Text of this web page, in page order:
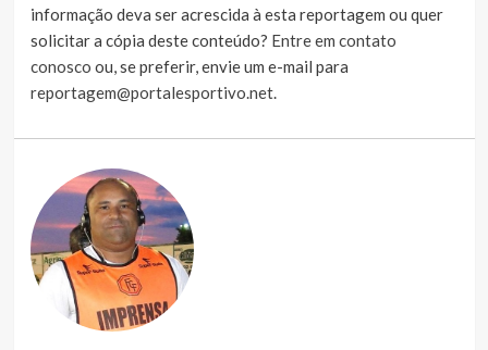
informação deva ser acrescida à esta reportagem ou quer
solicitar a cópia deste conteúdo? Entre em contato
conosco ou, se preferir, envie um e-mail para
reportagem@portalesportivo.net.